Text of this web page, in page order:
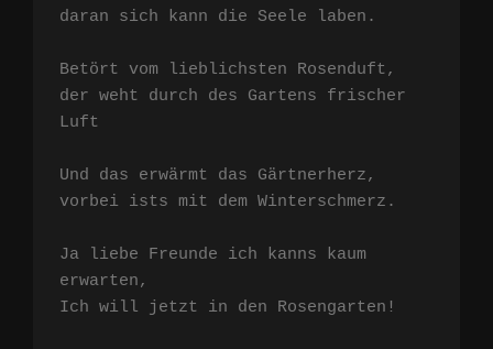
daran sich kann die Seele laben.
Betört vom lieblichsten Rosenduft,
der weht durch des Gartens frischer
Luft
Und das erwärmt das Gärtnerherz,
vorbei ists mit dem Winterschmerz.
Ja liebe Freunde ich kanns kaum
erwarten,
Ich will jetzt in den Rosengarten!